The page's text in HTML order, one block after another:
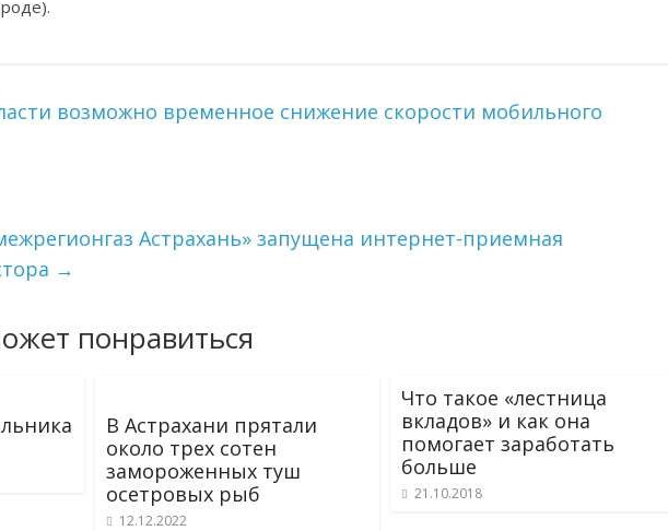
возможно временное снижение скорости мобильного
Астрахань» запущена интернет-приемная
→
понравиться
В Астрахани прятали
около трех сотен
замороженных туш
осетровых рыб
12.12.2022
Что такое «лестница
вкладов» и как она
помогает заработать
больше
21.10.2018